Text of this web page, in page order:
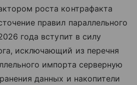
роста контрафакта
правил параллельного
года вступит в силу
исключающий из перечня
импорта серверную
данных и накопители